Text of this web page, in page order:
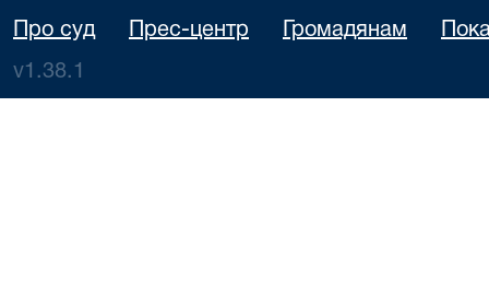
Про суд Прес-центр Громадянам
v1.38.1